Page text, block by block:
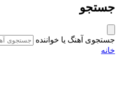
جستجو
جستجوی آهنگ یا خواننده
خانه